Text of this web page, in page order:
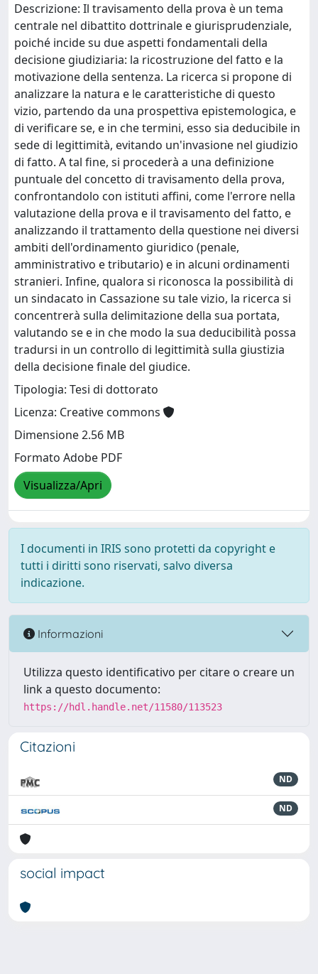
Descrizione: Il travisamento della prova è un tema
centrale nel dibattito dottrinale e giurisprudenziale,
poiché incide su due aspetti fondamentali della
decisione giudiziaria: la ricostruzione del fatto e la
motivazione della sentenza. La ricerca si propone di
analizzare la natura e le caratteristiche di questo
vizio, partendo da una prospettiva epistemologica, e
di verificare se, e in che termini, esso sia deducibile in
sede di legittimità, evitando un'invasione nel giudizio
di fatto. A tal fine, si procederà a una definizione
puntuale del concetto di travisamento della prova,
confrontandolo con istituti affini, come l'errore nella
valutazione della prova e il travisamento del fatto, e
analizzando il trattamento della questione nei diversi
ambiti dell'ordinamento giuridico (penale,
amministrativo e tributario) e in alcuni ordinamenti
stranieri. Infine, qualora si riconosca la possibilità di
un sindacato in Cassazione su tale vizio, la ricerca si
concentrerà sulla delimitazione della sua portata,
valutando se e in che modo la sua deducibilità possa
tradursi in un controllo di legittimità sulla giustizia
della decisione finale del giudice.
Tipologia: Tesi di dottorato
Licenza: Creative commons
Dimensione 2.56 MB
Formato Adobe PDF
Visualizza/Apri
I documenti in IRIS sono protetti da copyright e
tutti i diritti sono riservati, salvo diversa
indicazione.
Informazioni
Utilizza questo identificativo per citare o creare un
link a questo documento:
https://hdl.handle.net/11580/113523
Citazioni
ND
ND
social impact